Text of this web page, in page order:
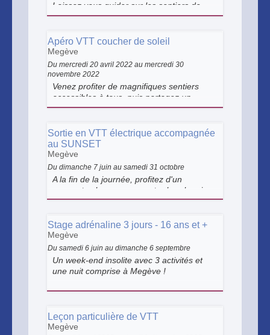
Laissez vous guider sur les sentiers de
votre niveau. Vous découvrirez les joies du
techniques et connaissances montagne,
de votre guide, le tout face au Mont-Blanc.
Départ du magasin Philippe Sports.
Apéro VTT coucher de soleil
Megève
Du mercredi 20 avril 2022 au mercredi 30
novembre 2022
Venez profiter de magnifiques sentiers
accessibles à tous, puis partagez un
apéritif convivial face au Mont blanc.
Sortie en VTT électrique accompagnée
au SUNSET
Megève
Du dimanche 7 juin au samedi 31 octobre
A la fin de la journée, profitez d'un
moment calme pour arpenter les chemins
de montagne devant un magnifique
Stage adrénaline 3 jours - 16 ans et +
Megève
Du samedi 6 juin au dimanche 6 septembre
Un week-end insolite avec 3 activités et
une nuit comprise à Megève !
Leçon particulière de VTT
Megève